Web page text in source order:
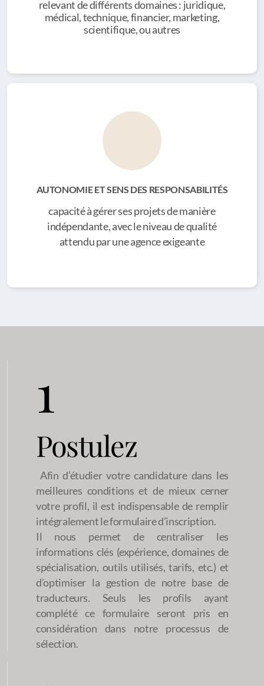
relevant de différents domaines : juridique,
médical, technique, financier, marketing,
scientifique, ou autres
AUTONOMIE ET SENS DES RESPONSABILITÉS
capacité à gérer ses projets de manière
indépendante, avec le niveau de qualité
attendu par une agence exigeante
1
Postulez
Afin d’étudier votre candidature dans les
meilleures conditions et de mieux cerner
votre profil, il est indispensable de remplir
intégralement le formulaire d’inscription.
Il nous permet de centraliser les
informations clés (expérience, domaines de
spécialisation, outils utilisés, tarifs, etc.) et
d’optimiser la gestion de notre base de
traducteurs. Seuls les profils ayant
complété ce formulaire seront pris en
considération dans notre processus
de
sélection.